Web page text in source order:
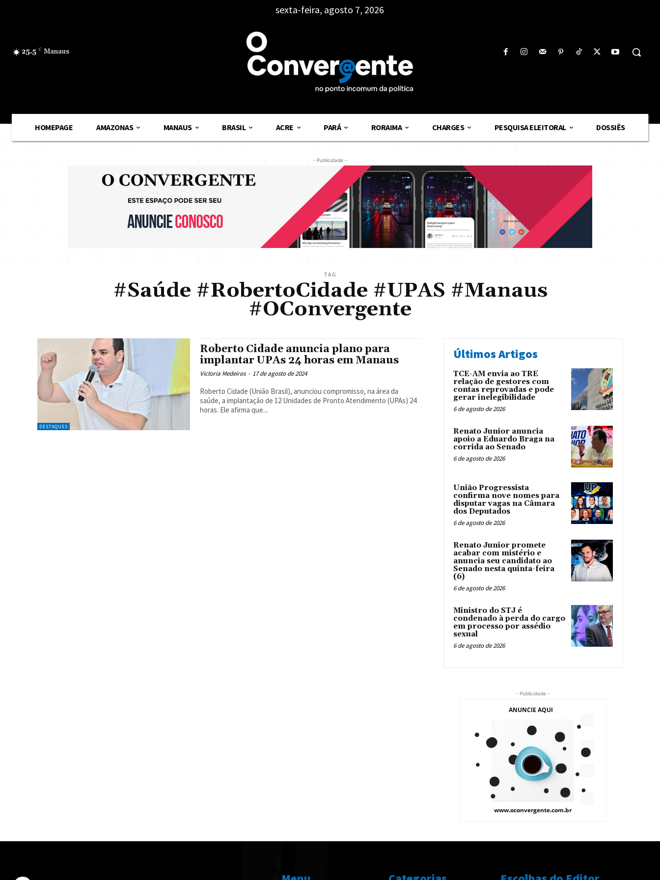
25.5 C Manaus
sexta-feira, agosto 7, 2026
HOMEPAGE AMAZONAS MANAUS BRASIL ACRE PARÁ RORAIMA CHARGES PESQUISA ELEITORAL DOSSIÊS
- Publicidade -
TAG
#Saúde #RobertoCidade #UPAS #Manaus
#OConvergente
DESTAQUES
Roberto Cidade anuncia plano para
implantar UPAs 24 horas em Manaus
Victoria Medeiros - 17 de agosto de 2024
Roberto Cidade (União Brasil), anunciou compromisso, na área da
saúde, a implantação de 12 Unidades de Pronto Atendimento (UPAs) 24
horas. Ele afirma que...
Últimos Artigos
TCE-AM envia ao TRE
relação de gestores com
contas reprovadas e pode
gerar inelegibilidade
6 de agosto de 2026
Renato Junior anuncia
apoio a Eduardo Braga na
corrida ao Senado
6 de agosto de 2026
União Progressista
confirma nove nomes para
disputar vagas na Câmara
dos Deputados
6 de agosto de 2026
Renato Junior promete
acabar com mistério e
anuncia seu candidato ao
Senado nesta quinta-feira
(6)
6 de agosto de 2026
Ministro do STJ é
condenado à perda do cargo
em processo por assédio
sexual
6 de agosto de 2026
- Publicidade -